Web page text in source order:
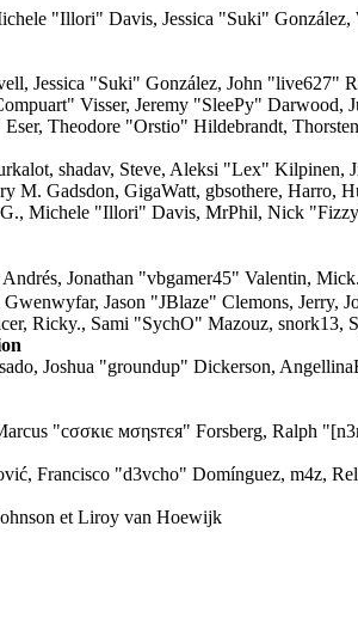
"Illori" Davis, Jessica "Suki" González,
Jessica "Suki" González, John
Visser, Jeremy "SleePy"
Theodore "Orstio" Hildebrandt,
shadav, Steve, Aleksi "Lex"
M. Gadsdon, GigaWatt, gbsothere,
Michele "Illori" Davis, MrPhil, Nick
Andrés, Jonathan "vbgamer45" Valentin,
Gwenwyfar, Jason "JBlaze" Clemons,
Ricky., Sami "SychO" Mazouz, snork13,
Joshua "groundup" Dickerson,
"cσσкιє мσηѕтєя" Forsberg, Ralph
Francisco "d3vcho" Domínguez, m4z,
et Liroy van Hoewijk